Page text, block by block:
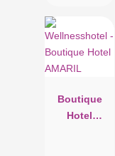
Boutique
Hotel